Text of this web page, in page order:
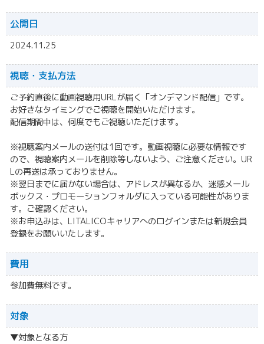
公開日
2024.11.25
視聴・ 支払方法
ご予約直後に動画視聴用URLが届く「オンデマンド配信」です。
お好きなタイミングでご視聴を開始いただけます。
配信期間中は、何度でもご視聴いただけます。
※視聴案内メールの送付は1回です。動画視聴に必要な情報です
ので、視聴案内メールを削除等しないよう、ご注意ください。UR
Lの再送は承っておりません。
※翌日までに届かない場合は、アドレスが異なるか、迷惑メール
ボックス・プロモーションフォルダに入っている可能性がありま
す。ご確認ください。
※お申込みは、LITALICOキャリアへのログインまたは新規会員
登録をお願いいたします。
費用
参加費無料です。
対象
▼対象となる方